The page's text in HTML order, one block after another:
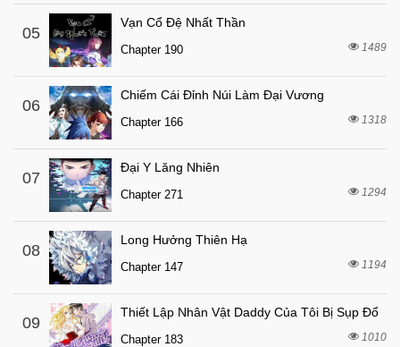
Chapter 0 7 tháng trước
05
Vạn Cổ Đệ Nhất Thần
Chapter 190 1489
06
Chiếm Cái Đỉnh Núi Làm Đại Vương
Chapter 166 1318
07
Đại Y Lăng Nhiên
Chapter 271 1294
08
Long Hưởng Thiên Hạ
Chapter 147 1194
09
Thiết Lập Nhân Vật Daddy Của Tôi Bị Sụp Đổ
Chapter 183 1010